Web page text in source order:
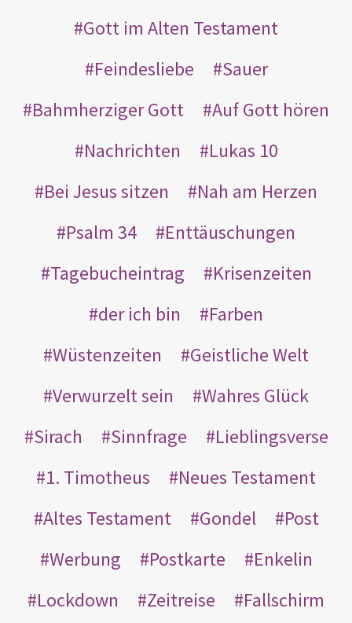
Gott im Alten Testament
Feindesliebe
Sauer
Bahmherziger Gott
Auf Gott hören
Nachrichten
Lukas 10
Bei Jesus sitzen
Nah am Herzen
Psalm 34
Enttäuschungen
Tagebucheintrag
Krisenzeiten
der ich bin
Farben
Wüstenzeiten
Geistliche Welt
Verwurzelt sein
Wahres Glück
Sirach
Sinnfrage
Lieblingsverse
1. Timotheus
Neues Testament
Altes Testament
Gondel
Post
Werbung
Postkarte
Enkelin
Lockdown
Zeitreise
Fallschirm